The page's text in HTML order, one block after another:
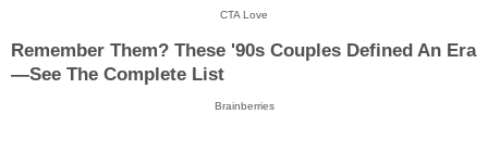
CTA Love
Remember Them? These '90s Couples Defined An Era
—See The Complete List
Brainberries